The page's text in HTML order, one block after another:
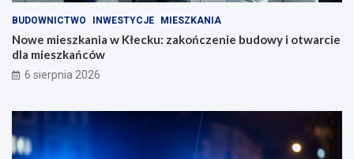
BUDOWNICTWO INWESTYCJE MIESZKANIA
Nowe mieszkania w Kłecku: zakończenie budowy i otwarcie
dla mieszkańców
6 sierpnia 2026